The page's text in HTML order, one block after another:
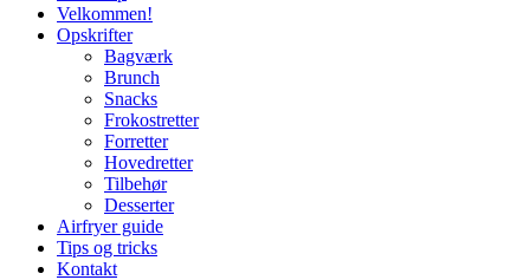
Velkommen!
Opskrifter
Bagværk
Brunch
Snacks
Frokostretter
Forretter
Hovedretter
Tilbehør
Desserter
Airfryer guide
Tips og tricks
Kontakt